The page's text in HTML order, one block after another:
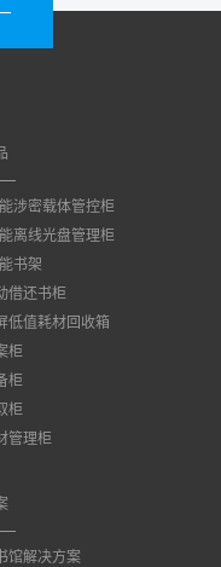
涉密载体管控柜
离线光盘管理柜
书架
借还书柜
低值耗材回收箱
柜
柜
柜
管理柜
馆解决方案